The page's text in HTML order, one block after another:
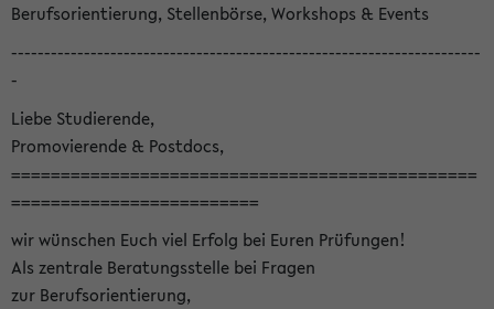
Berufsorientierung, Stellenbörse, Workshops & Events
-----------------------------------------------------------------------
-
Liebe Studierende,
Promovierende & Postdocs,
===============================================
=========================
wir wünschen Euch viel Erfolg bei Euren Prüfungen!
Als zentrale Beratungsstelle bei Fragen
zur Berufsorientierung,